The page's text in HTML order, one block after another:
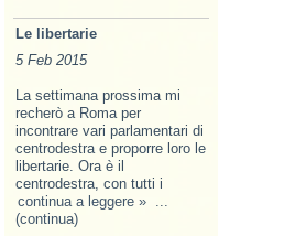
Le libertarie
5 Feb 2015
La settimana prossima mi
recherò a Roma per
incontrare vari parlamentari di
centrodestra e proporre loro le
libertarie. Ora è il
centrodestra, con tutti i
continua a leggere » ...
(continua)